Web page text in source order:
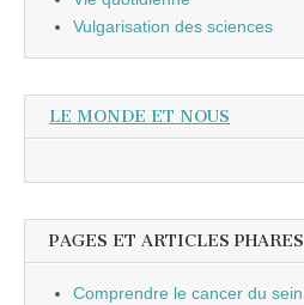
Vulgarisation des sciences
LE MONDE ET NOUS
PAGES ET ARTICLES PHARES
Comprendre le cancer du